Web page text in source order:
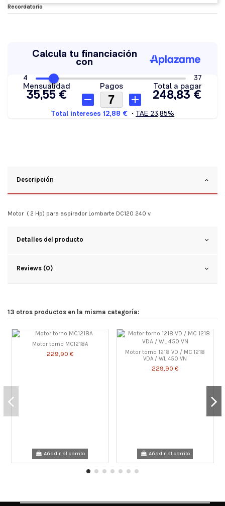
Recordatorio
Descripción
Motor ( 2 Hp) para aspirador Lombarte DC120 240 v
Detalles del producto
Reviews (0)
13 otros productos en la misma categoría:
Motor torno MC1218A
229,90 €
Añadir al carrito
Motor torno 1218 VD / MC 1218
VDA / WL 450 VN
229,90 €
Añadir al carrito